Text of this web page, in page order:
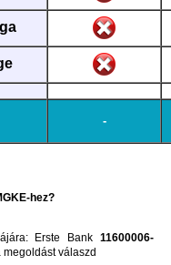
-
hez?
Erste Bank 11600006-
megoldást válaszd